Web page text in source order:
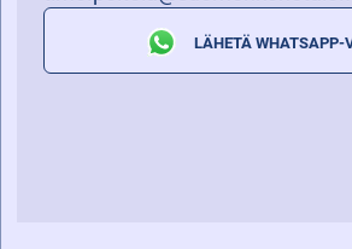
LÄHETÄ WHATSAPP-